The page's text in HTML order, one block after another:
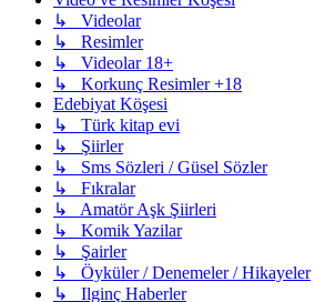
↳ Videolar
↳ Resimler
↳ Videolar 18+
↳ Korkunç Resimler +18
Edebiyat Köşesi
↳ Türk kitap evi
↳ Şiirler
↳ Sms Sözleri / Güsel Sözler
↳ Fıkralar
↳ Amatör Aşk Şiirleri
↳ Komik Yazilar
↳ Şairler
↳ Öyküler / Denemeler / Hikayeler
↳ Ilginç Haberler